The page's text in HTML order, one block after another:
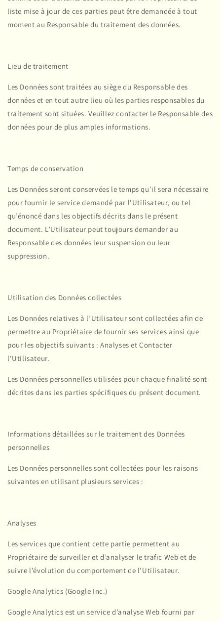
liste mise à jour de ces parties peut être demandée à tout
moment au Responsable du traitement des données.
Lieu de traitement
Les Données sont traitées au siège du Responsable des
données et en tout autre lieu où les parties responsables du
traitement sont situées. Veuillez contacter le Responsable des
données pour de plus amples informations.
Temps de conservation
Les Données seront conservées le temps qu’il sera nécessaire
pour fournir le service demandé par l’Utilisateur, ou tel
qu’énoncé dans les objectifs décrits dans le présent
document. L’Utilisateur peut toujours demander au
Responsable des données leur suspension ou leur
suppression.
Utilisation des Données collectées
Les Données relatives à l’Utilisateur sont collectées afin de
permettre au Propriétaire de fournir ses services ainsi que
pour les objectifs suivants : Analyses et Contacter
l'Utilisateur.
Les Données personnelles utilisées pour chaque finalité sont
décrites dans les parties spécifiques du présent document.
Informations détaillées sur le traitement des Données
personnelles
Les Données personnelles sont collectées pour les raisons
suivantes en utilisant plusieurs services :
Analyses
Les services que contient cette partie permettent au
Propriétaire de surveiller et d’analyser le trafic Web et de
suivre l’évolution du comportement de l’Utilisateur.
Google Analytics (Google Inc.)
Google Analytics est un service d’analyse Web fourni par